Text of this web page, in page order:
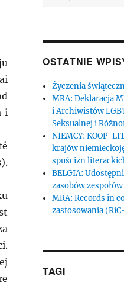
i
OSTATNIE
Życzenia
MRA: Deklaracja
i Archiwistów
Seksualnej i
NIEMCY: KOOP-
krajów
spuścizn
BELGIA:
zasobów
MRA: Records in
zastosowania
TAGI